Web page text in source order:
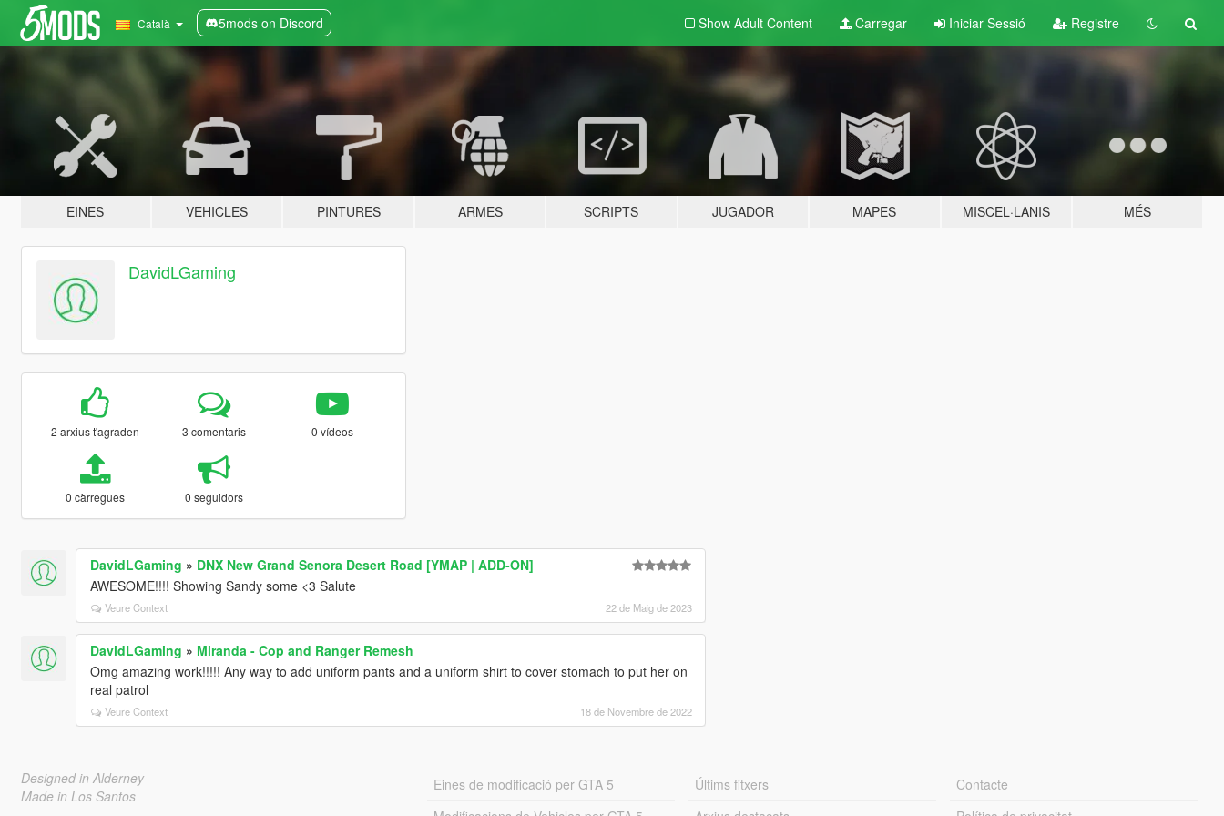
Català 5mods on Discord Show Adult Content Carregar Iniciar Sessió Registre
EINES VEHICLES PINTURES ARMES SCRIPTS JUGADOR MAPES MISCEL·LANIS MÉS
DavidLGaming
2 arxius t'agraden 3 comentaris 0 vídeos
0 càrregues 0 seguidors
DavidLGaming » DNX New Grand Senora Desert Road [YMAP | ADD-ON]
AWESOME!!!! Showing Sandy some <3 Salute
Veure Context 22 de Maig de 2023
DavidLGaming » Miranda - Cop and Ranger Remesh
Omg amazing work!!!!! Any way to add uniform pants and a uniform shirt to cover stomach to put her on
real patrol
Veure Context 18 de Novembre de 2022
Designed in Alderney
Made in Los Santos
Eines de modificació per GTA 5
Últims fitxers
Contacte